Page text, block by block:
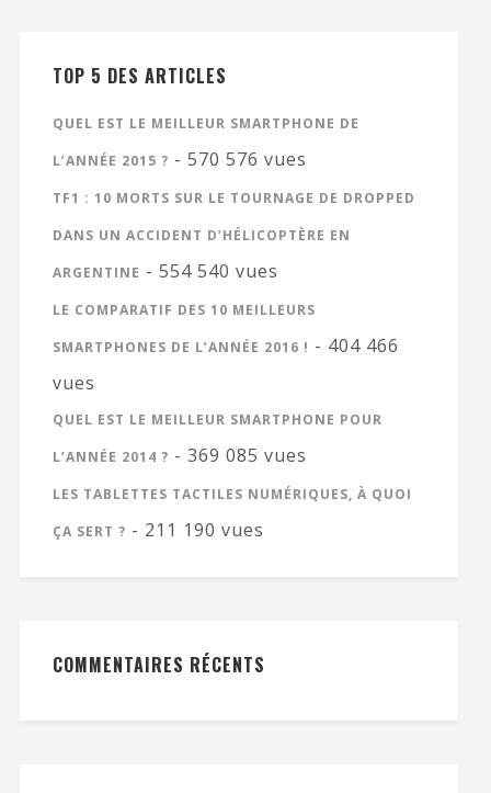
TOP 5 DES ARTICLES
QUEL EST LE MEILLEUR SMARTPHONE DE
L’ANNÉE 2015 ? - 570 576 vues
TF1 : 10 MORTS SUR LE TOURNAGE DE DROPPED
DANS UN ACCIDENT D’HÉLICOPTÈRE EN
ARGENTINE - 554 540 vues
LE COMPARATIF DES 10 MEILLEURS
SMARTPHONES DE L’ANNÉE 2016 ! - 404 466
vues
QUEL EST LE MEILLEUR SMARTPHONE POUR
L’ANNÉE 2014 ? - 369 085 vues
LES TABLETTES TACTILES NUMÉRIQUES, À QUOI
ÇA SERT ? - 211 190 vues
COMMENTAIRES RÉCENTS